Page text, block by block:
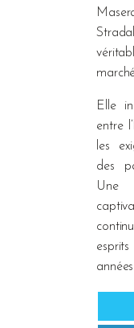
Elle
entre
les
des